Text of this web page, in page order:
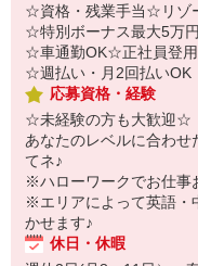
☆資格・残業手当☆リゾ
☆特別ボーナス最大5万
☆車通勤OK☆正社員登
☆週払い・月2回払いOK
応募資格・経験
☆未経験の方も大歓迎
あなたのレベルに合わせ
てネ♪
※ハローワークでお仕事
※エリアによって英語・
かせます♪
休日・休暇